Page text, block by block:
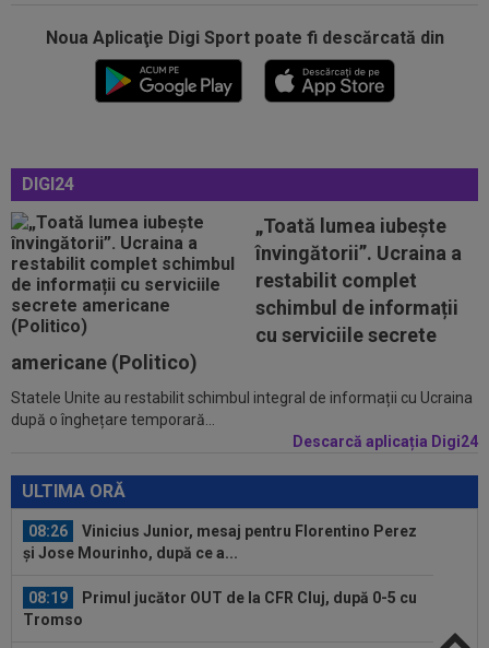
Noua Aplicaţie Digi Sport poate fi descărcată din
DIGI24
„Toată lumea iubește
învingătorii”. Ucraina a
restabilit complet
schimbul de informații
cu serviciile secrete
americane (Politico)
Statele Unite au restabilit schimbul integral de informații cu Ucraina
după o înghețare temporară...
Descarcă aplicația Digi24
ULTIMA ORĂ
Tromso
După ce au refuzat să cânte imnul naţional şi au
fugit din ţară, "trădătoarele"...
Dumitrescu i-a spus lui Gigi Becali pe cine să ia...
07:24
”Au schimbat contractul”! Decizia luată de Real
Madrid pentru transferul lui...
UTA - Rapid, LIVE VIDEO, vineri, 21:00, în direct
la Digi Sport 1. Se anunță un...
08:27
S-a încheiat ”telenovela” transferului lui Julian
Alvarez
08:26
Vinicius Junior, mesaj pentru Florentino Perez
și Jose Mourinho, după ce a...
08:19
Primul jucător OUT de la CFR Cluj, după 0-5 cu
Tromso
08:13
După ce au refuzat să cânte imnul naţional şi au
fugit din ţară, "trădătoarele"...